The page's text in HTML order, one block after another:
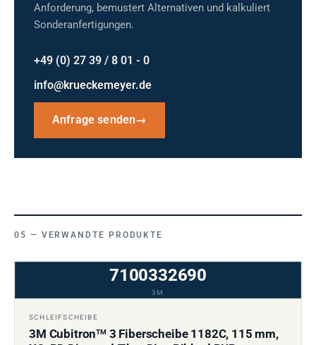
Anforderung, bemustert Alternativen und kalkuliert
Sonderanfertigungen.
+49 (0) 27 39 / 8 01 - 0
info@krueckemeyer.de
Anfrage senden→
VERWANDTE PRODUKTE
7100332690
3M
SCHLEIFSCHEIBE
3M CubitronTM3 Fiberscheibe 1182C, 115 mm,